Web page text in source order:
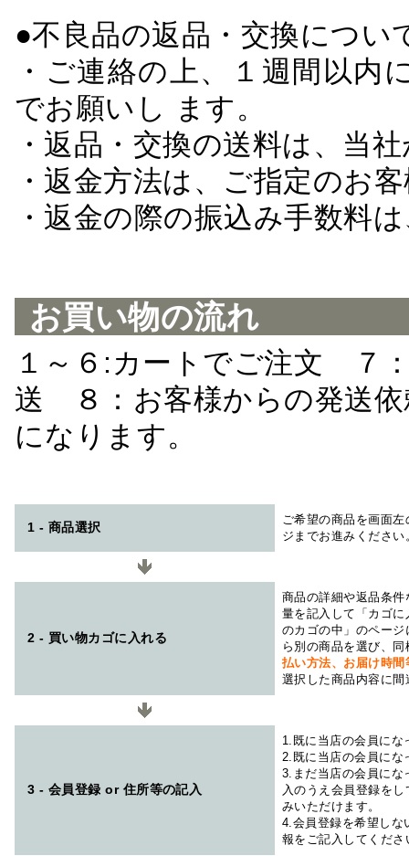
●不良品の返品・交換につい
・ご連絡の上、１週間以
でお願いし ます。
・返品・交換の送料は、当
・返金方法は、ご指定のお
・返金の際の振込み手数料
お買い物の流れ
１～６:カートでご注文 ７
送 ８：お客様からの発送
になります。
1 - 商品選択
ご希望の商品を画面
ジまでお進みください
2 - 買い物カゴに入れる
商品の詳細や返品条
量を記入して「カゴ
のカゴの中」のペー
ら別の商品を選び、
払い方法、お届け時
選択した商品内容に
3 - 会員登録 or 住所等の記入
1.既に当店の会員にな
2.既に当店の会員にな
3.まだ当店の会員にな
入のうえ会員登録を
みいただけます。
4.会員登録を希望しな
報をご記入してくださ